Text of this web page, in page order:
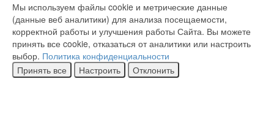
Мы используем файлы cookie и метрические данные
(данные веб аналитики) для анализа посещаемости,
корректной работы и улучшения работы Сайта. Вы можете
принять все cookie, отказаться от аналитики или настроить
выбор. Политика конфиденциальности
Принять все
Настроить Отклонить